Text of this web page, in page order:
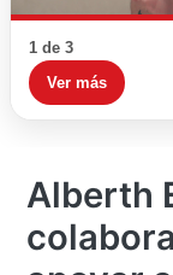
1 de 3
Ver más
Alberth